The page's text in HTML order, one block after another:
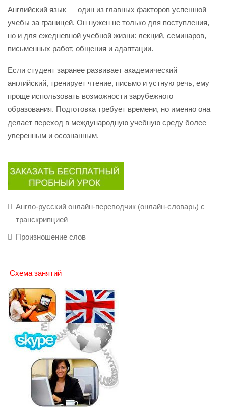
Английский язык — один из главных факторов успешной
учебы за границей. Он нужен не только для поступления,
но и для ежедневной учебной жизни: лекций, семинаров,
письменных работ, общения и адаптации.
Если студент заранее развивает академический
английский, тренирует чтение, письмо и устную речь, ему
проще использовать возможности зарубежного
образования. Подготовка требует времени, но именно она
делает переход в международную учебную среду более
уверенным и осознанным.
Англо-русский онлайн-переводчик (онлайн-словарь) с
транскрипцией
Произношение слов
Схема занятий